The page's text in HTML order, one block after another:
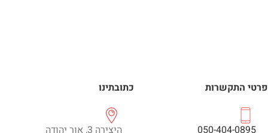
פרטי התקשרות
050-404-0895
כתובתינו
היצירה 3, אור יהודה